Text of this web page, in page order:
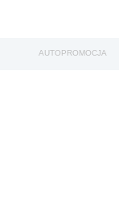
AUTOPROMOCJA